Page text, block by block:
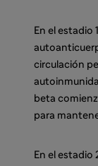
En el estadio
circulación
beta
para
En el estadio